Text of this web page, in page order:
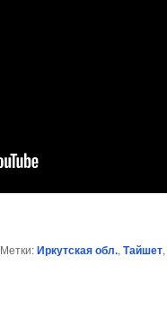
Метки:Иркутская обл., Тайшет,